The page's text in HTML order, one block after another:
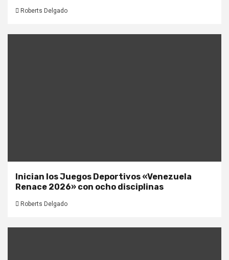
Roberts Delgado
Inician los Juegos Deportivos «Venezuela
Renace 2026» con ocho disciplinas
Roberts Delgado